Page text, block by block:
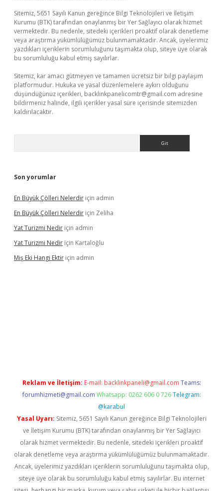
Sitemiz, 5651 Sayılı Kanun gereğince Bilgi Teknolojileri ve İletişim
Kurumu (BTK) tarafından onaylanmış bir Yer Sağlayıcı olarak hizmet
vermektedir. Bu nedenle, sitedeki içerikleri proaktif olarak denetleme
veya araştırma yükümlülüğümüz bulunmamaktadır. Ancak, üyelerimiz
yazdıkları içeriklerin sorumluluğunu taşımakta olup, siteye üye olarak
bu sorumluluğu kabul etmiş sayılırlar.
Sitemiz, kar amacı gütmeyen ve tamamen ücretsiz bir bilgi paylaşım
platformudur. Hukuka ve yasal düzenlemelere aykırı olduğunu
düşündüğünüz içerikleri, backlinkpanelicomtr@gmail.com adresine
bildirmeniz halinde, ilgili içerikler yasal süre içerisinde sitemizden
kaldırılacaktır.
Son yorumlar
En Büyük Çölleri Nelerdir için admin
En Büyük Çölleri Nelerdir için Zeliha
Yat Turizmi Nedir için admin
Yat Turizmi Nedir için Kartaloğlu
Miş Eki Hangi Ektir için admin
Reklam ve İletişim: E-mail: backlinkpaneli@gmail.com Teams:
forumhizmeti@gmail.com Whatsapp: 0262 606 0 726 Telegram:
@karabul
Yasal Uyarı: Sitemiz, 5651 Sayılı Kanun gereğince Bilgi Teknolojileri
ve İletişim Kurumu (BTK) tarafından onaylanmış bir Yer Sağlayıcı
olarak hizmet vermektedir. Bu nedenle, sitedeki içerikleri proaktif
olarak denetleme veya araştırma yükümlülüğümüz bulunmamaktadır.
Ancak, üyelerimiz yazdıkları içeriklerin sorumluluğunu taşımakta olup,
siteye üye olarak bu sorumluluğu kabul etmiş sayılırlar. Bu internet